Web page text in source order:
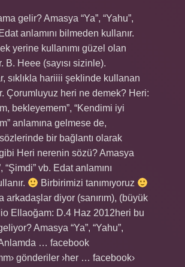
gelir? Amasya “Ya”, “Yahu”,
anlamını bilmeden kullanır.
yerine kullanımı güzel olan
B. Heee (sayısı sizinle).
sıklıkla hariiii şeklinde kullanan
Çorumluyuz heri ne demek? Heri:
bekleyemem”, “Kendimi iyi
anlamına gelmese de,
bir bağlantı olarak
gibi Heri nerenin sözü? Amasya
“Şimdi” vb. Edat anlamını
Birbirimizi tanımıyoruz
arkadaşlar diyor (sanırım), (büyük
Ellaoğam: D.4 Haz 2012heri bu
Amasya “Ya”, “Yahu”,
… facebook
gönderiler ›her … facebook›